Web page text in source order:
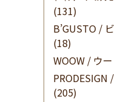
(131)
B’GUSTO /
(18)
WOOW / ウー
PRODESIGN
(205)